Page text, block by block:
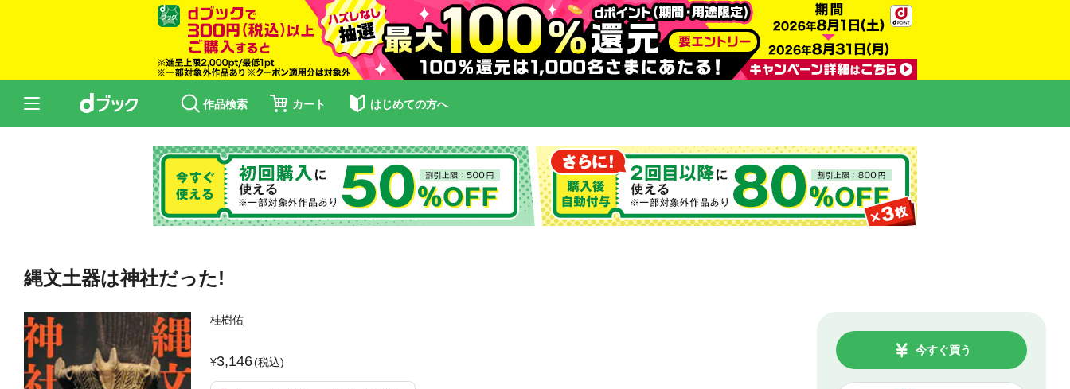
作品検索 カート はじめての方へ
縄文土器は神社だった!
桂樹佑
3,146(税込)
今すぐ買う